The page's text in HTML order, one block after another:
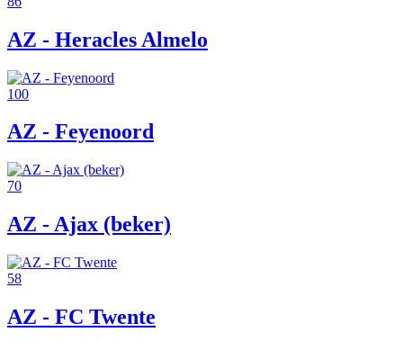
AZ - Heracles Almelo
100
AZ - Feyenoord
70
AZ - Ajax (beker)
58
AZ - FC Twente